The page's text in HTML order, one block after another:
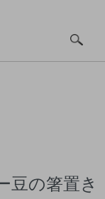
豆の箸置き